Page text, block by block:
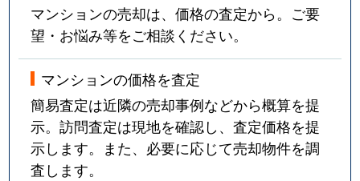
マンションの売却は、価格の査定から。ご要
望・お悩み等をご相談ください。
マンションの価格を査定
簡易査定は近隣の売却事例などから概算を提
示。訪問査定は現地を確認し、査定価格を提
示します。また、必要に応じて売却物件を調
査します。